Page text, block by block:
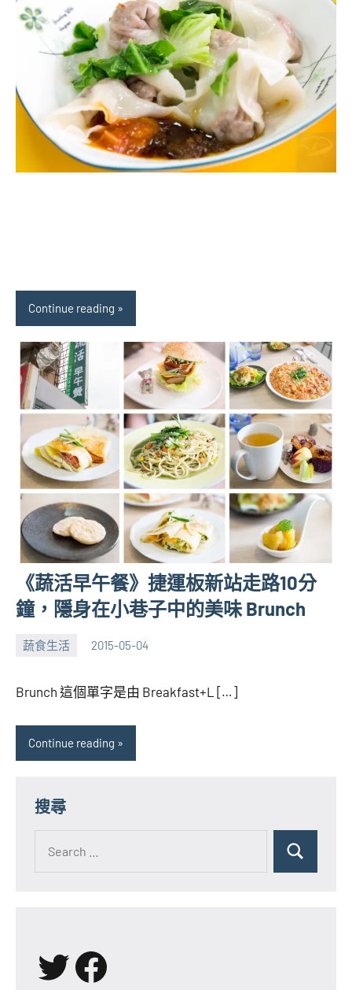
Continue reading
《蔬活早午餐》捷運板新站走路10分
鐘，隱身在小巷子中的美味 Brunch
蔬食生活 2015-05-04
張
芋
No
Brunch 這個單字是由 Breakfast+L […]
Continue reading
搜尋
for:
Search
X Facebook